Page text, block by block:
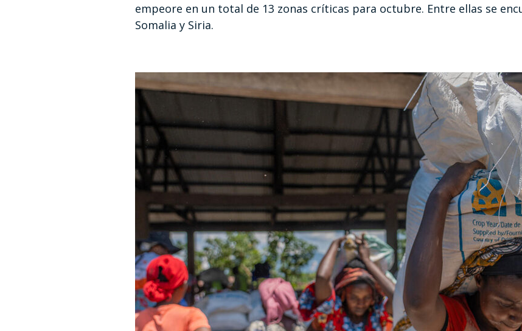
empeore en un total de 13 zonas críticas para octubre. Entre ellas se
Somalia y Siria.